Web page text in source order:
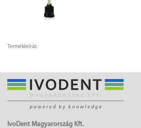
Termékleírás:
IvoDent Magyarország Kft.